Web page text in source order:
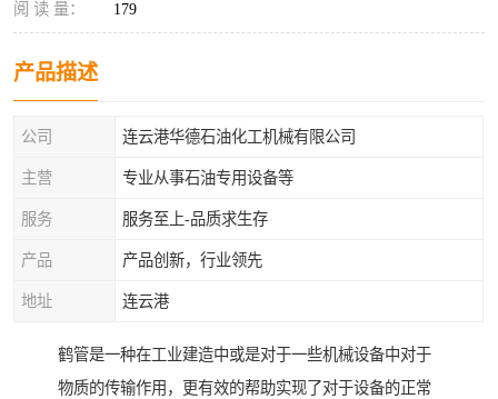
阅 读 量： 179
产品描述
公司 连云港华德石油化工机械有限公司
主营 专业从事石油专用设备等
服务 服务至上-品质求生存
产品 产品创新，行业领先
地址 连云港
鹤管是一种在工业建造中或是对于一些机械设备中对于
物质的传输作用，更有效的帮助实现了对于设备的正常